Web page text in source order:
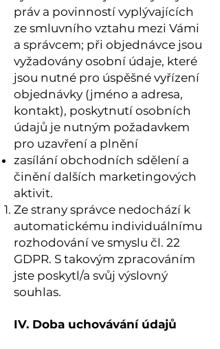
práv a povinností vyplývajících
ze smluvního vztahu mezi Vámi
a správcem; při objednávce jsou
vyžadovány osobní údaje, které
jsou nutné pro úspěšné vyřízení
objednávky (jméno a adresa,
kontakt), poskytnutí osobních
údajů je nutným požadavkem
pro uzavření a plnění
zasílání obchodních sdělení a
činění dalších marketingových
aktivit.
Ze strany správce nedochází k
automatickému individuálnímu
rozhodování ve smyslu čl. 22
GDPR. S takovým zpracováním
jste poskytl/a svůj výslovný
souhlas.
IV. Doba uchovávání údajů